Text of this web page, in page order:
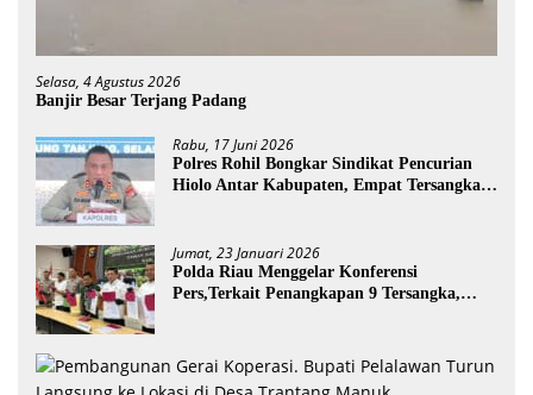
Selasa, 4 Agustus 2026
Banjir Besar Terjang Padang
Rabu, 17 Juni 2026
Polres Rohil Bongkar Sindikat Pencurian
Hiolo Antar Kabupaten, Empat Tersangka
Jumat, 23 Januari 2026
Polda Riau Menggelar Konferensi
Pers,Terkait Penangkapan 9 Tersangka,